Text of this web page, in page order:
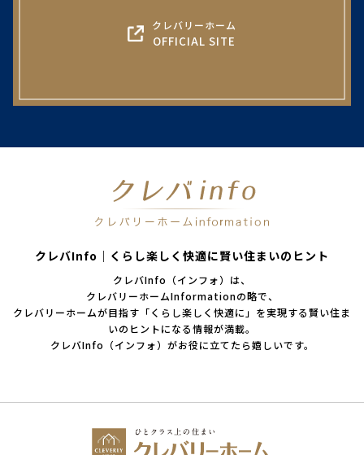
クレバリーホーム
OFFICIAL SITE
クレバInfo｜くらし楽しく快適に賢い住まいのヒント
クレバInfo（インフォ）は、
クレバリーホームInformationの略で、
クレバリーホームが目指す「くらし楽しく快適に」を実現する賢い住ま
いのヒントになる情報が満載。
クレバInfo（インフォ）がお役に立てたら嬉しいです。